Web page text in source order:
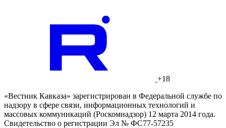
+18
«Вестник Кавказа» зарегистрирован в Федеральной службе по
надзору в сфере связи, информационных технологий и
массовых коммуникаций (Роскомнадзор) 12 марта 2014 года.
Свидетельство о регистрации Эл № ФС77-57235